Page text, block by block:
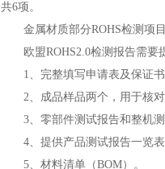
共6项。
金属材质部分ROHS检测项
欧盟ROHS2.0检测报告需要
1、完整填写申请表及保证书
2、成品样品两个，用于核对
3、零部件测试报告和整机测
4、提供产品测试报告一览表
5、材料清单（BOM）。